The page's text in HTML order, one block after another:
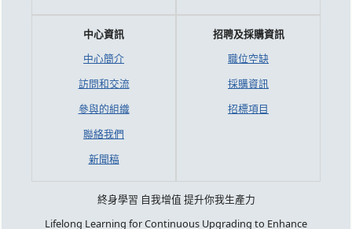
中心資訊
中心簡介
訪問和交流
參與的組織
聯絡我們
新聞稿
招聘及採購資訊
職位空缺
採購資訊
招標項目
終身學習 自我增值 提升你我生產力
Lifelong Learning for Continuous Upgrading to Enhance